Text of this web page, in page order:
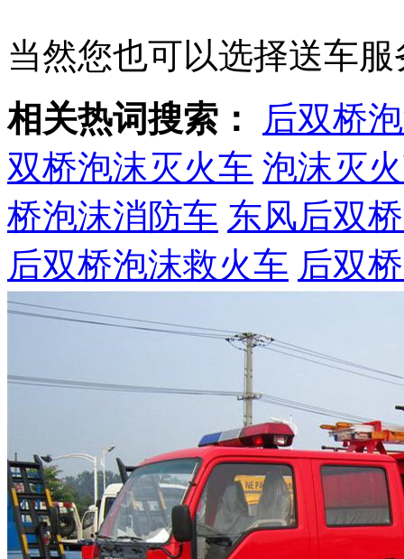
当然您也可以选择送车服
相关热词搜索：
后双桥
双桥泡沫灭火车 泡沫灭
桥泡沫消防车 东风后双
后双桥泡沫救火车 后双